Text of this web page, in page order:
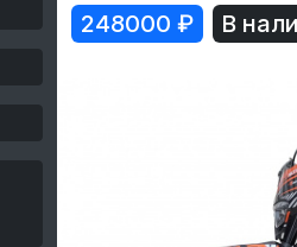
248000 ₽ В